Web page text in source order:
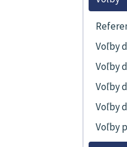
Voľby
Voľby
Voľby
Voľby
Voľby